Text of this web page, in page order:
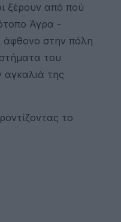
ξέρουν από πού
Άγρα -
άφθονο στην πόλη
του
αγκαλιά της
το